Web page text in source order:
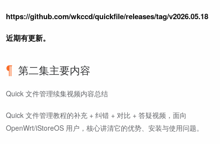
https://github.com/wkccd/quickfile/releases/tag/v2026.05.18
近期有更新。
第二集主要内容
Quick 文件管理续集视频内容总结
Quick 文件管理教程的补充 + 纠错 + 对比 + 答疑视频，面向
OpenWrt/iStoreOS 用户，核心讲清它的优势、安装与使用问题。